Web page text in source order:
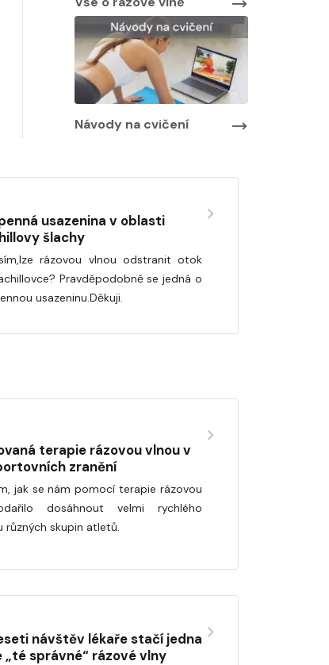
Návody na cvičení
usazenina v oblasti
šlachy
rázovou vlnou odstranit otok
Pravděpodobně se jedná o
usazeninu.Děkuji.
terapie rázovou vlnou v
zranění
jak se nám pomocí terapie rázovou
dosáhnout velmi rychlého
různých skupin atletů.
návštěv lékaře stačí jedna
„té správné“ rázové vlny